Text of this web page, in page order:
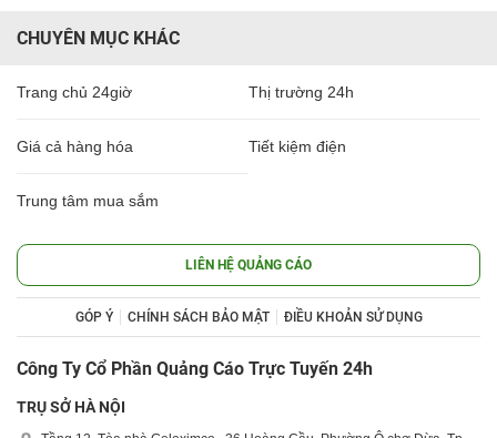
CHUYÊN MỤC KHÁC
Trang chủ 24giờ Thị trường 24h
Giá cả hàng hóa Tiết kiệm điện
Trung tâm mua sắm
LIÊN HỆ QUẢNG CÁO
GÓP Ý CHÍNH SÁCH BẢO MẬT ĐIỀU KHOẢN SỬ DỤNG
Công Ty Cổ Phần Quảng Cáo Trực Tuyến 24h
TRỤ SỞ HÀ NỘI